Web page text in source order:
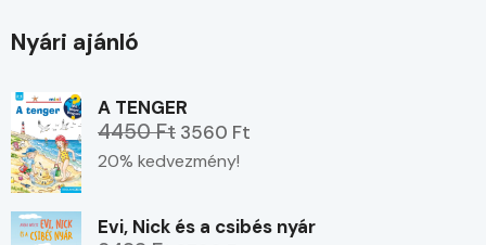
Nyári ajánló
A TENGER
4450 Ft 3560 Ft
20% kedvezmény!
Evi, Nick és a csibés nyár